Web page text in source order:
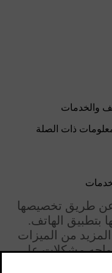
والخدمات
ذات الصلة
طريق تخصيصها
بتطبيق الهاتف.
من الميزات
مشكلات على